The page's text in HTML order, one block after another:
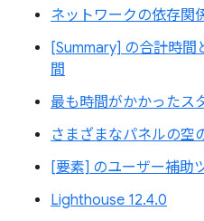
ネットワークの依存関
[Summary] の合計時
間
最も時間がかかったス
さまざまなパネルの空
[要素] のユーザー補助
Lighthouse 12.4.0